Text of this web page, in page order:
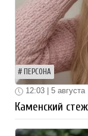
ПЕРСОНА
12:03 | 5 августа
Каменский